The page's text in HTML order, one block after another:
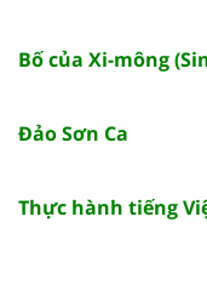
Bố của Xi-mông
Đảo Sơn Ca
Thực hành tiếng